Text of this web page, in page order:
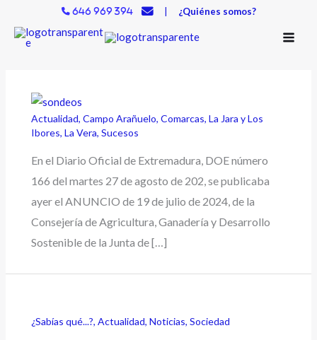
contenido
646 969 394 | ¿Quiénes somos?
Actualidad,Campo Arañuelo,Comarcas,La Jara y Los
Ibores,La Vera,Sucesos
En el Diario Oficial de Extremadura, DOE número
166 del martes 27 de agosto de 202, se publicaba
ayer el ANUNCIO de 19 de julio de 2024, de la
Consejería de Agricultura, Ganadería y Desarrollo
Sostenible de la Junta de […]
¿Sabías qué...?,Actualidad,Noticias,Sociedad